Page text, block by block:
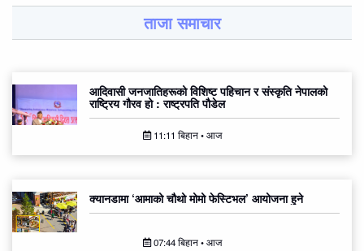
ताजा समाचार
आदिवासी जनजातिहरूको विशिष्ट पहिचान र संस्कृति नेपालको
राष्ट्रिय गौरव हो : राष्ट्रपति पौडेल
11:11 बिहान • आज
क्यानडामा ‘आमाको चौथो मोमो फेस्टिभल’ आयोजना हुने
07:44 बिहान • आज